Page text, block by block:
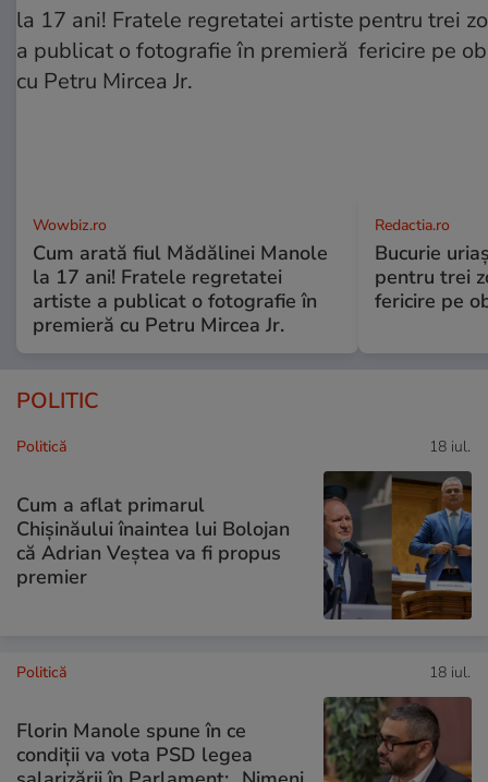
Wowbiz.ro
Cum arată fiul Mădălinei Manole
la 17 ani! Fratele regretatei
artiste a publicat o fotografie în
premieră cu Petru Mircea Jr.
Redactia.ro
Bucurie
pentru trei
fericire pe
POLITIC
Politică 18 iul.
Cum a aflat primarul
Chișinăului înaintea lui Bolojan
că Adrian Veștea va fi propus
premier
Politică 18 iul.
Florin Manole spune în ce
condiții va vota PSD legea